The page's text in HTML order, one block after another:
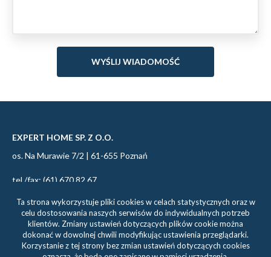
EXPERT HOME SP. Z O.O.
os. Na Murawie 7/2 | 61-655 Poznań
tel./fax: (61) 670 82 67
biuro@experthome.pl
Ta strona wykorzystuje pliki cookies w celach statystycznych oraz w
celu dostosowania naszych serwisów do indywidualnych potrzeb
klientów. Zmiany ustawień dotyczących plików cookie można
dokonać w dowolnej chwili modyfikując ustawienia przeglądarki.
Korzystanie z tej strony bez zmian ustawień dotyczących cookies